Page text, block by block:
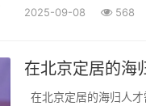
2025-09-08 568
在北京定居的海